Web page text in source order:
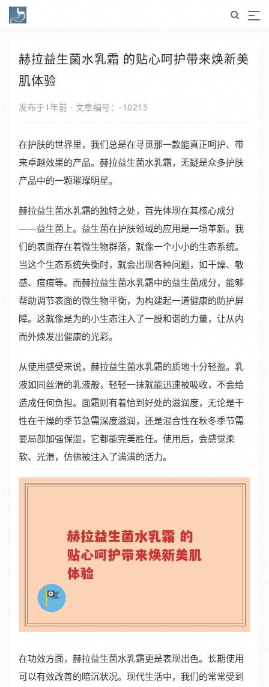
赫拉益生菌水乳霜 的贴心呵护带来焕新美
肌体验
发布于1年前 · 文章编号：-10215
在护肤的世界里，我们总是在寻觅那一款能真正呵护、带
来卓越效果的产品。赫拉益生菌水乳霜，无疑是众多护肤
产品中的一颗璀璨明星。
赫拉益生菌水乳霜的独特之处，首先体现在其核心成分
——益生菌上。益生菌在护肤领域的应用是一场革新。我
们的表面存在着微生物群落，就像一个小小的生态系统。
当这个生态系统失衡时，就会出现各种问题，如干燥、敏
感、痘痘等。而赫拉益生菌水乳霜中的益生菌成分，能够
帮助调节表面的微生物平衡，为构建起一道健康的防护屏
障。这就像是为的小生态注入了一股和谐的力量，让从内
而外焕发出健康的光彩。
从使用感受来说，赫拉益生菌水乳霜的质地十分轻盈。乳
液如同丝滑的乳液般，轻轻一抹就能迅速被吸收，不会给
造成任何负担。面霜则有着恰到好处的滋润度，无论是干
性在干燥的季节急需深度滋润，还是混合性在秋冬季节需
要局部加强保湿，它都能完美胜任。使用后，会感觉柔
软、光滑，仿佛被注入了满满的活力。
在功效方面，赫拉益生菌水乳霜更是表现出色。长期使用
可以有效改善的暗沉状况。现代生活中，我们的常常受到